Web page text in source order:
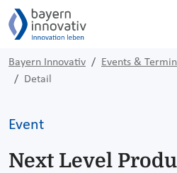
Bayern Innovativ Events &
Detail
Event
Next Level